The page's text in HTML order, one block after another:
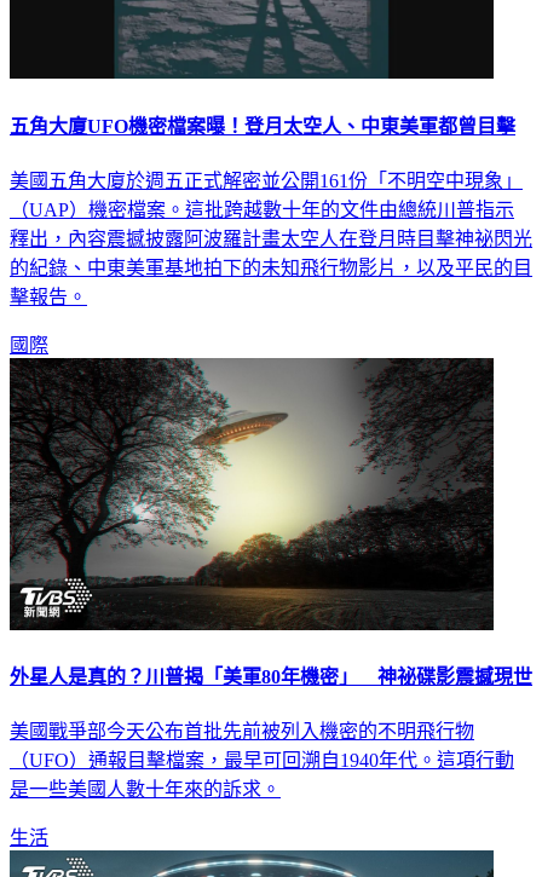
五角大廈UFO機密檔案曝！登月太空人、中東美軍都曾目擊
美國五角大廈於週五正式解密並公開161份「不明空中現象」
（UAP）機密檔案。這批跨越數十年的文件由總統川普指示
釋出，內容震撼披露阿波羅計畫太空人在登月時目擊神祕閃光
的紀錄、中東美軍基地拍下的未知飛行物影片，以及平民的目
擊報告。
國際
外星人是真的？川普揭「美軍80年機密」 神祕碟影震撼現世
美國戰爭部今天公布首批先前被列入機密的不明飛行物
（UFO）通報目擊檔案，最早可回溯自1940年代。這項行動
是一些美國人數十年來的訴求。
生活